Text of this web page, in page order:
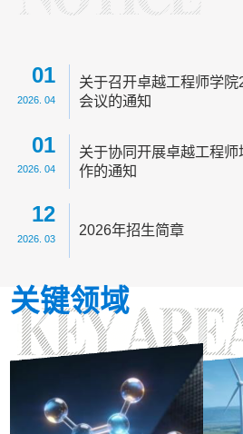
01
2026. 04
关于召开卓越工程师学
会议的通知
01
2026. 04
关于协同开展卓越工程
作的通知
12
2026. 03
2026年招生简章
关键领域